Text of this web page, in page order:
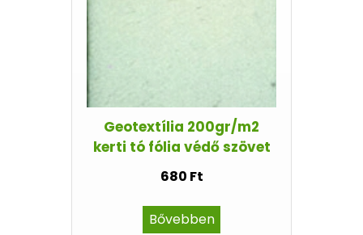
Geotextília 200gr/m2
kerti tó fólia védő szövet
680 Ft
Bővebben